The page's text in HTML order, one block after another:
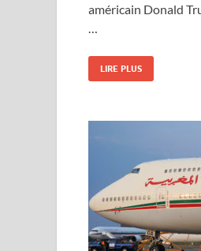
américain Donald
LIRE PLUS